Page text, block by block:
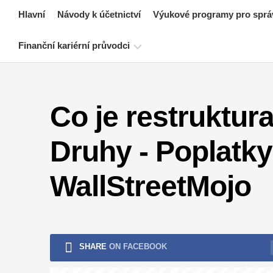
Hlavní Návody k účetnictví Výukové programy pro
Finanční kariérní průvodci
certifikaci
financí
Návody
modelování
Výukové
Co je
Druhy -
WallStreetMojo
SHARE ON FACEBOOK